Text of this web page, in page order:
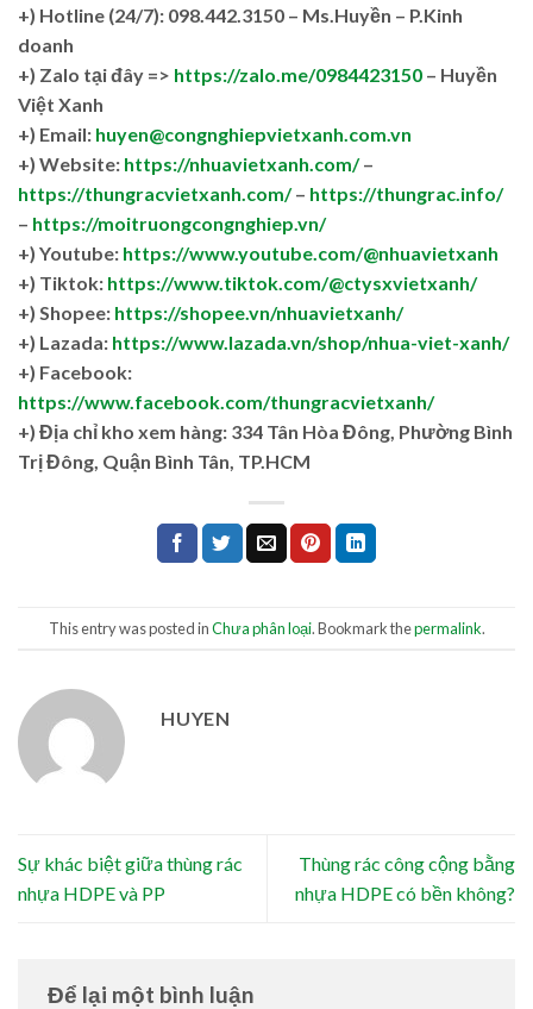
+) Hotline (24/7): 098.442.3150 – Ms.Huyền – P.Kinh
doanh
+) Zalo tại đây => https://zalo.me/0984423150 – Huyền
Việt Xanh
+) Email: huyen@congnghiepvietxanh.com.vn
+) Website: https://nhuavietxanh.com/–
https://thungracvietxanh.com/– https://thungrac.info/
– https://moitruongcongnghiep.vn/
+) Youtube: https://www.youtube.com/@nhuavietxanh
+) Tiktok: https://www.tiktok.com/@ctysxvietxanh/
+) Shopee: https://shopee.vn/nhuavietxanh/
+) Lazada: https://www.lazada.vn/shop/nhua-viet-xanh/
+) Facebook:
https://www.facebook.com/thungracvietxanh/
+) Địa chỉ kho xem hàng: 334 Tân Hòa Đông, Phường Bình
Trị Đông, Quận Bình Tân, TP.HCM
This entry was posted inChưa phân loại. Bookmark thepermalink.
HUYEN
Sự khác biệt giữa thùng rác
nhựa HDPE và PP
Thùng rác công cộng bằng
nhựa HDPE có bền không?
Để lại một bình luận